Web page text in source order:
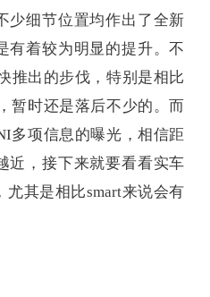
少细节位置均作出了全新
有着较为明显的提升。不
推出的步伐，特别是相比
暂时还是落后不少的。而
多项信息的曝光，相信距
近，接下来就要看看实车
其是相比smart来说会有